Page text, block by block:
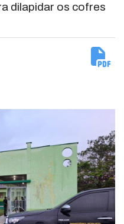
dilapidar os cofres